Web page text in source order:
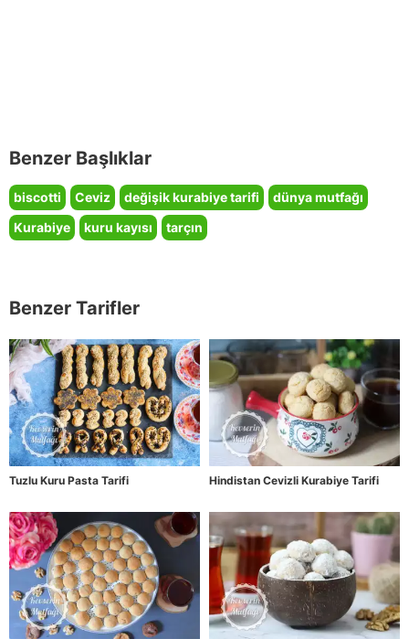
Benzer Başlıklar
biscotti Ceviz değişik kurabiye tarifi
dünya mutfağı
Kurabiye
kuru kayısı tarçın
Benzer Tarifler
Tuzlu Kuru Pasta Tarifi Hindistan Cevizli Kurabiye Tarifi